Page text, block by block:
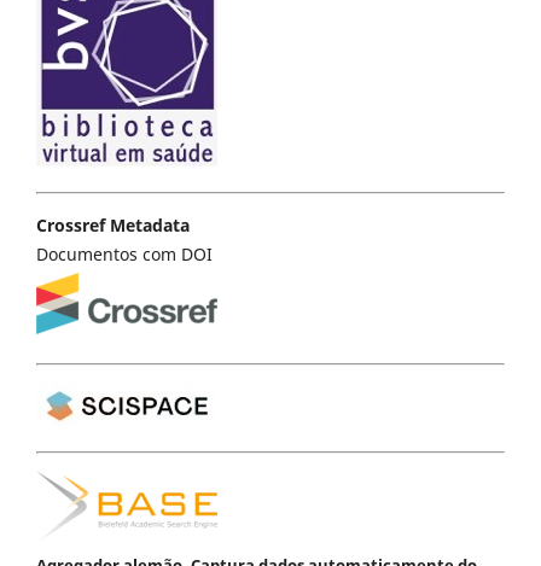
Crossref Metadata
Documentos com DOI